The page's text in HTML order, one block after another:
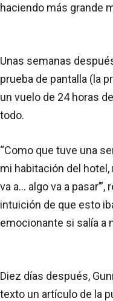
haciendo más grande
Unas semanas
prueba de pantalla (la
un vuelo de 24 horas
todo.
“Como que tuve una
mi habitación del hotel,
va a… algo va a
intuición de que esto
emocionante si salía a
Diez días después,
texto un artículo de la